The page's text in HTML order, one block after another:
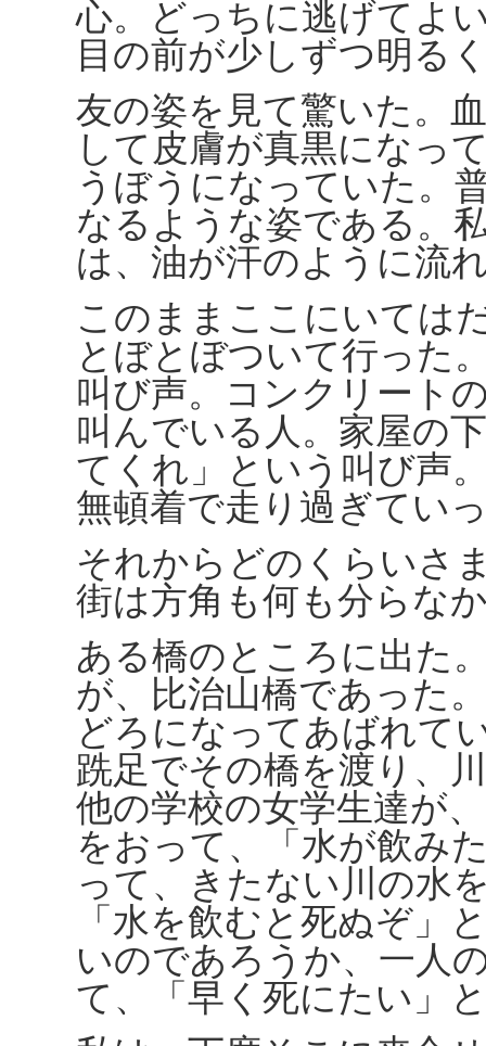
心。どっちに逃げてよ
目の前が少しずつ明る
友の姿を見て驚いた。
して皮膚が真黒になっ
うぼうになっていた。
なるような姿である。
は、油が汗のように流
このままここにいては
とぼとぼついて行った
叫び声。コンクリート
叫んでいる人。家屋の
てくれ」という叫び声
無頓着で走り過ぎてい
それからどのくらいさ
街は方角も何も分らな
ある橋のところに出た
が、比治山橋であった
どろになってあばれて
跣足でその橋を渡り、
他の学校の女学生達が
をおって、「水が飲み
って、きたない川の水
「水を飲むと死ぬぞ」
いのであろうか、一人
て、「早く死にたい」